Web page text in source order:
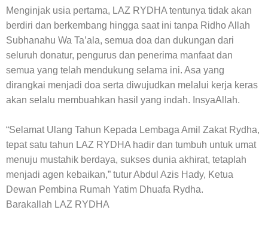
Menginjak usia pertama, LAZ RYDHA tentunya tidak akan
berdiri dan berkembang hingga saat ini tanpa Ridho Allah
Subhanahu Wa Ta’ala, semua doa dan dukungan dari
seluruh donatur, pengurus dan penerima manfaat dan
semua yang telah mendukung selama ini. Asa yang
dirangkai menjadi doa serta diwujudkan melalui kerja keras
akan selalu membuahkan hasil yang indah. InsyaAllah.
“Selamat Ulang Tahun Kepada Lembaga Amil Zakat Rydha,
tepat satu tahun LAZ RYDHA hadir dan tumbuh untuk umat
menuju mustahik berdaya, sukses dunia akhirat, tetaplah
menjadi agen kebaikan,” tutur Abdul Azis Hady, Ketua
Dewan Pembina Rumah Yatim Dhuafa Rydha.
Barakallah LAZ RYDHA